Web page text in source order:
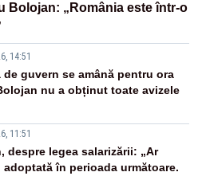
Bolojan: „România este într-o
14:51
de guvern se amână pentru ora
nu a obținut toate avizele
11:51
despre legea salarizării: „Ar
adoptată în perioada următoare.